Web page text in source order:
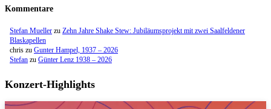
Kommentare
Stefan Mueller zu Zehn Jahre Shake Stew: Jubiläumsprojekt mit zwei Saalfeldener
Blaskapellen
chris zu Gunter Hampel, 1937 – 2026
Stefan zu Günter Lenz 1938 – 2026
Konzert-Highlights